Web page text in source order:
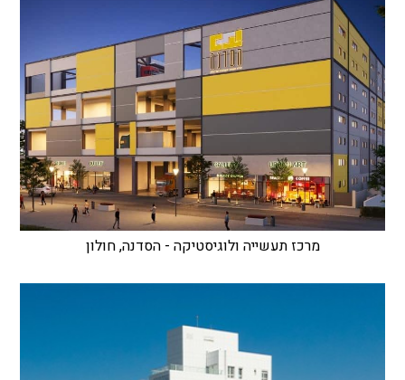
מרכז תעשייה ולוגיסטיקה - הסדנה, חולון